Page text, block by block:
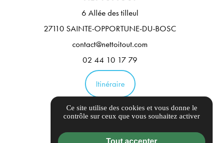
6 Allée des tilleul
27110 SAINTE-OPPORTUNE-DU-BOSC
contact@nettoitout.com
02 44 10 17 79
Itinéraire
Guide local
Ce site utilise des cookies et vous donne le
contrôle sur ceux que vous souhaitez activer